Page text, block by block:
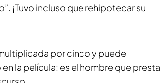
¡Tuvo incluso que rehipotecar su
por cinco y puede
la película: es el hombre que presta